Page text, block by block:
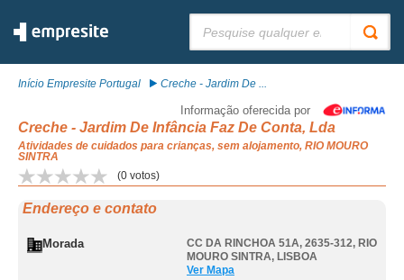
Início Empresite Portugal Creche - Jardim De ...
Informação oferecida por
Creche - Jardim De Infância Faz De Conta, Lda
Atividades de cuidados para crianças, sem alojamento, RIO MOURO
SINTRA
(0 votos)
Endereço e contato
Morada CC DA RINCHOA 51A, 2635-312, RIO
MOURO SINTRA, LISBOA
Ver Mapa